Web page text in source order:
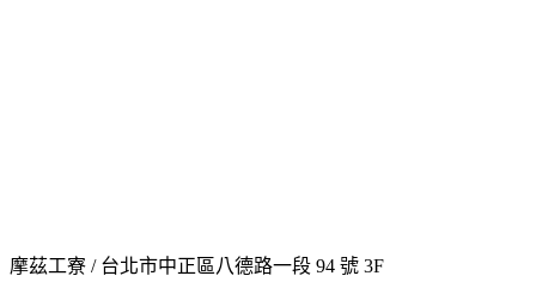
摩茲工寮 / 台北市中正區八德路一段 94 號 3F